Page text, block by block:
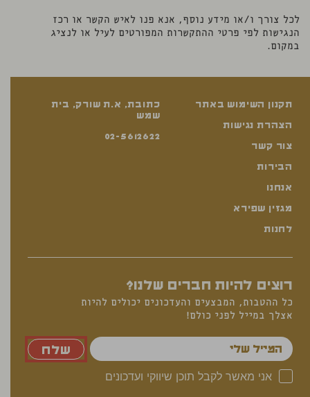
לכל צורך ו/או מידע נוסף, אנא פנו לאיש הקשר או רכז
הנגישות לפי פרטי ההתקשרות המפורטים לעיל או לנציג
במקום.
תקנון השימוש באתר
הצהרת נגישות
צור קשר
כתובת, א.ת שורק, בית
שמש
02-5612622
הבירות
אנחנו
מגזין שפירא
לחנות
רוצים להיות חברים שלנו?
כל ההטבות, המבצעים והעדכונים יכולים להיות
אצלך במייל לפני כולם!
אני מאשר לקבל תוכן שיווקי ועדכונים